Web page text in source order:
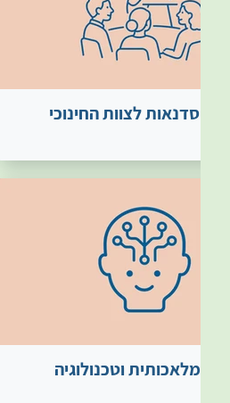
כלים וסדנאות לצוות החינוכי
בינה מלאכותית וטכנולוגיה